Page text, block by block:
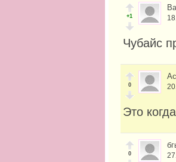
+1
Чубайс
0
Это
0